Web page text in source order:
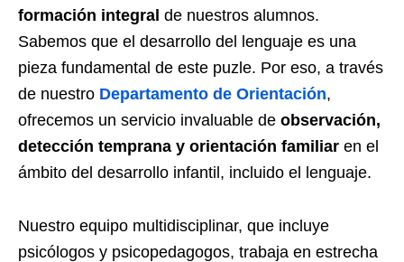
formación integral de nuestros alumnos.
Sabemos que el desarrollo del lenguaje es una
pieza fundamental de este puzle. Por eso, a través
de nuestro Departamento de Orientación,
ofrecemos un servicio invaluable de observación,
detección temprana y orientación familiar en el
ámbito del desarrollo infantil, incluido el lenguaje.
Nuestro equipo multidisciplinar, que incluye
psicólogos y psicopedagogos, trabaja en estrecha